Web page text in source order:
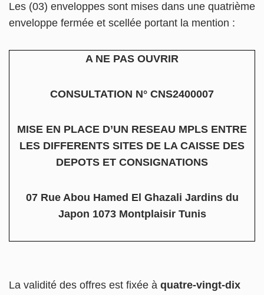
Les (03) enveloppes sont mises dans une quatrième
enveloppe fermée et scellée portant la mention :
A NE PAS OUVRIR
CONSULTATION N° CNS2400007
MISE EN PLACE D’UN RESEAU MPLS ENTRE
LES DIFFERENTS SITES DE LA CAISSE DES
DEPOTS ET CONSIGNATIONS
07 Rue Abou Hamed El Ghazali Jardins du
Japon 1073 Montplaisir Tunis
La validité des offres est fixée à quatre-vingt-dix